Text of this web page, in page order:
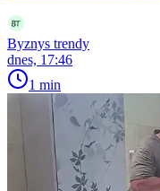
Byznys trendy
dnes, 17:46
1 min